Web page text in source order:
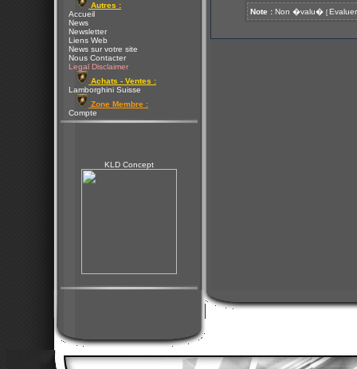
Autres :
Accueil
News
Newsletter
Liens Web
News sur votre site
Nous Contacter
Legal Disclaimer
Achats - Ventes :
Lamborghini Suisse
Zone Membre :
Compte
KLD Concept
Note : Non �valu� [ Evaluer